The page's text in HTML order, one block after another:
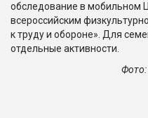
обследование в мобильном
всероссийским
к труду и обороне». Для
отдельные активности.
Фото: